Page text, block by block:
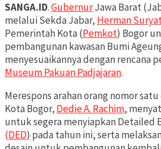
SANGA.ID.GubernurJawa Barat
melalui Sekda Jabar, Herman
Pemerintah Kota (Pemkot) Bogor
pembangunan kawasan Bumi
menyesuaikannya dengan rencana
Museum Pakuan Padjajaran.
Merespons arahan orang nomor
Kota Bogor, Dedie A. Rachim,
untuk segera menyiapkan Detailed
(DED) pada tahun ini, serta